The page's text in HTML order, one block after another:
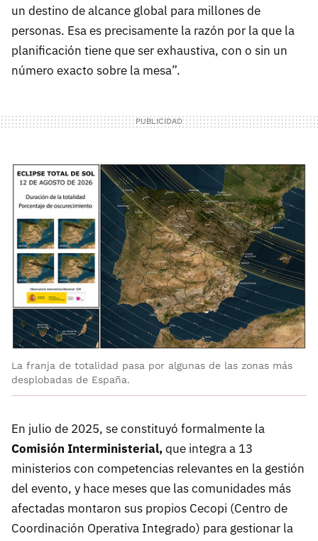
un destino de alcance global para millones de
personas. Esa es precisamente la razón por la que la
planificación tiene que ser exhaustiva, con o sin un
número exacto sobre la mesa”.
La franja de totalidad pasa por algunas de las zonas más
desplobadas de España.
En julio de 2025, se constituyó formalmente la
Comisión Interministerial,que integra a 13
ministerios con competencias relevantes en la gestión
del evento, y hace meses que las comunidades más
afectadas montaron sus propios Cecopi (Centro de
Coordinación Operativa Integrado) para gestionar la